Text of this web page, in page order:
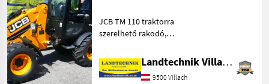
JCB TM 110 traktorra
szerelhető rakodó,
Euro-csatlakozóval,
hidraulikus
szerszámreteszeléssel, 3.
Landtechnik Villach GmbH
9500 Villach